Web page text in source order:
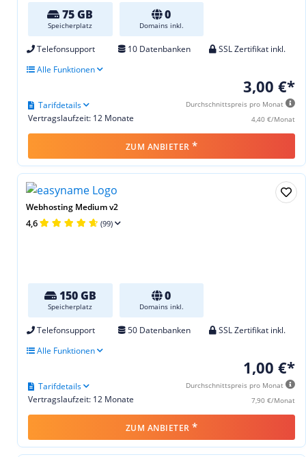
75 GB
Speicherplatz
0
Domains inkl.
Telefonsupport 10 Datenbanken
SSL Zertifikat inkl.
Alle Funktionen
3,00 €*
Durchschnittspreis pro Monat
4,40 €/Monat
Vertragslaufzeit: 12 Monate
Tarifdetails
ZUM ANBIETER *
Webhosting Medium v2
4,6 (99)
150 GB
Speicherplatz
0
Domains inkl.
Telefonsupport 50 Datenbanken
SSL Zertifikat inkl.
Alle Funktionen
1,00 €*
Durchschnittspreis pro Monat
7,90 €/Monat
Vertragslaufzeit: 12 Monate
Tarifdetails
ZUM ANBIETER *